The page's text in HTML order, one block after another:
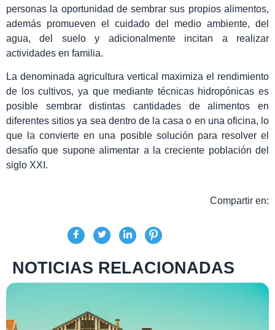
personas la oportunidad de sembrar sus propios alimentos,
además promueven el cuidado del medio ambiente, del
agua, del suelo y adicionalmente incitan a realizar
actividades en familia.
La denominada agricultura vertical maximiza el rendimiento
de los cultivos, ya que mediante técnicas hidropónicas es
posible sembrar distintas cantidades de alimentos en
diferentes sitios ya sea dentro de la casa o en una oficina, lo
que la convierte en una posible solución para resolver el
desafío que supone alimentar a la creciente población del
siglo XXI.
Compartir en:
NOTICIAS RELACIONADAS